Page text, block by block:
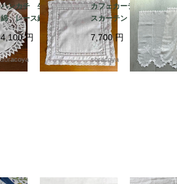
ハンカチ 生成り色木
綿 レース縁取り 白
糸刺繍 ティーナプキ
ン 19cld37
4,100円
soracoya
カフェカーテン レー
スカーテン とんぼ刺
繍 ２枚組 12cleh22
7,700円
soracoya